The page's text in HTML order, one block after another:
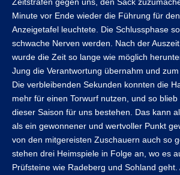
Minute vor Ende wieder die Führung für
Anzeigetafel leuchtete. Die Schlussphase
schwache Nerven werden. Nach der
wurde die Zeit so lange wie möglich
Jung die Verantwortung übernahm und
Die verbleibenden Sekunden konnten die
mehr für einen Torwurf nutzen, und so
dieser Saison für uns bestehen. Das kann
als ein gewonnener und wertvoller Punkt
von den mitgereisten Zuschauern auch so
stehen drei Heimspiele in Folge an, wo es
Prüfsteine wie Radeberg und Sohland